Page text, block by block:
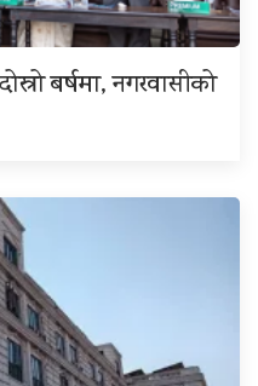
बर्षमा, नगरवासीको